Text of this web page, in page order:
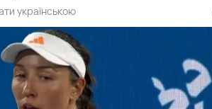
українською